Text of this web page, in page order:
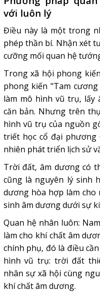
với luôn lý
Điều này là một trong
phép thần bí. Nhận xét
cưỡng mối quan hệ
Trong xã hội phong
phong kiến "Tam
làm mô hình vũ trụ,
căn bản. Nhưng trên
hình vũ trụ của nguồn
triết học cổ đại
nhiên phát triển lịch sử
Trời đất, âm dương có
cũng là nguyên lý sinh
dương hòa hợp làm cho
sinh âm dương dưới sự
Quan hệ nhân luôn:
làm cho khí chất âm
chính phụ, đó là điều
hình vũ trụ: trời đất
nhân sự xã hội cùng
khí chất âm dương.